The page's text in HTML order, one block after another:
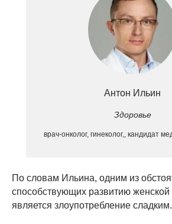
Антон Ильин
Здоровье
врач-онколог, гинеколог,, кандидат
По словам Ильина, одним из
способствующих развитию женской
является злоупотребление сладким.